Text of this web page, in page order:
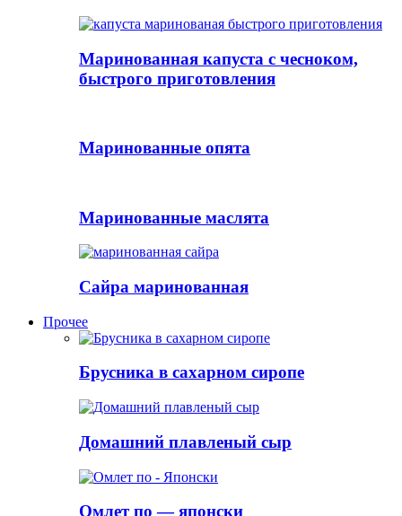
Маринованная капуста с чесноком,
быстрого приготовления
Маринованные опята
Маринованные маслята
Сайра маринованная
Прочее
Брусника в сахарном сиропе
Домашний плавленый сыр
Омлет по — японски